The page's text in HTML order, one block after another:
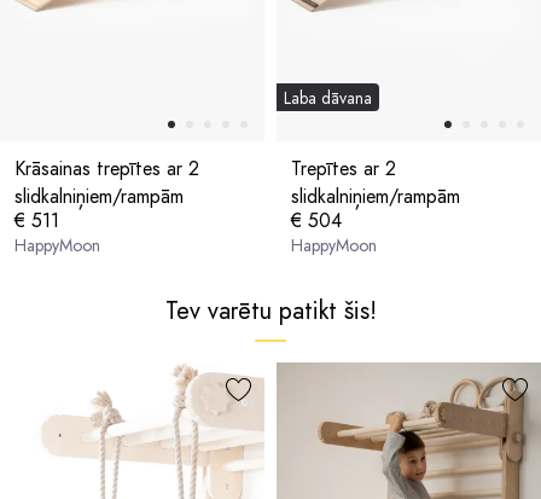
Krāsainas trepītes ar 2
slidkalniņiem/rampām
€ 511
HappyMoon
Laba dāvana
Trepītes ar 2
slidkalniņiem/rampām
€ 504
HappyMoon
Tev varētu patikt šis!